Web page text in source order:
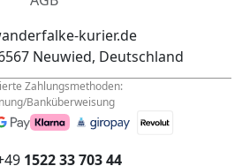
Impressum
AGB
kurier.de
Neuwied, Deutschland